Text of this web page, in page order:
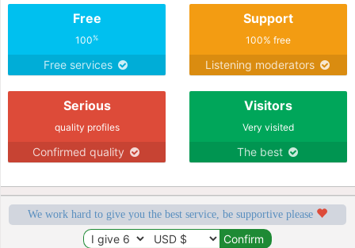
Free
100%
Free services
Support
100% free
Listening moderators
Serious
quality profiles
Confirmed quality
Visitors
Very visited
The best
We work hard to give you the best service, be supportive please